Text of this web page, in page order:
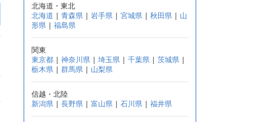
北海道・東北
北海道 | 青森県 | 岩手県 | 宮城県 | 秋田県 | 山
形県 | 福島県
関東
東京都 | 神奈川県 | 埼玉県 | 千葉県 | 茨城県 |
栃木県 | 群馬県 | 山梨県
信越・北陸
新潟県 | 長野県 | 富山県 | 石川県 | 福井県